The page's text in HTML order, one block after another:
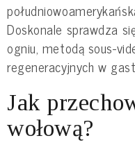
Doskonale sprawdza
ogniu, metodą sous-
regeneracyjnych w
Jak
wołową?